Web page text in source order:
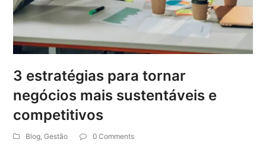
3 estratégias para tornar
negócios mais sustentáveis e
competitivos
Blog,Gestão 0 Comments